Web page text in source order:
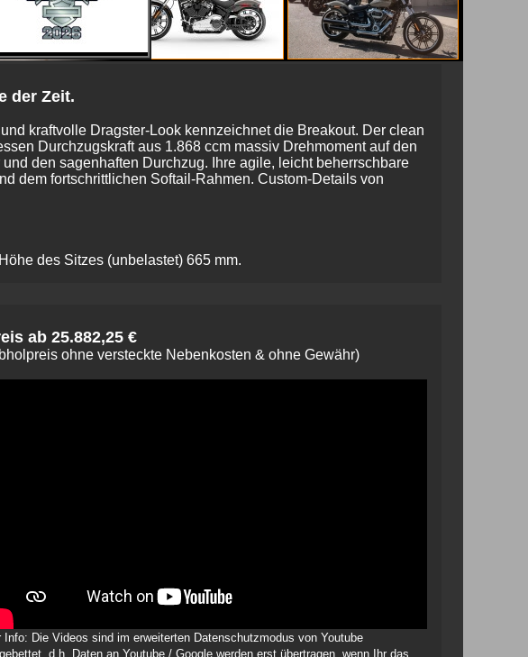
der Zeit.
kraftvolle Dragster-Look kennzeichnet die Breakout. Der clean
Durchzugskraft aus 1.868 ccm massiv Drehmoment auf den
den sagenhaften Durchzug. Ihre agile, leicht beherrschbare
dem fortschrittlichen Softail-Rahmen. Custom-Details von
des Sitzes (unbelastet) 665 mm.
ab 25.882,25 €
ohne versteckte Nebenkosten & ohne Gewähr)
Info: Die Videos sind im erweiterten Datenschutzmodus von Youtube
d.h. Daten an Youtube / Google werden erst übertragen, wenn Ihr das